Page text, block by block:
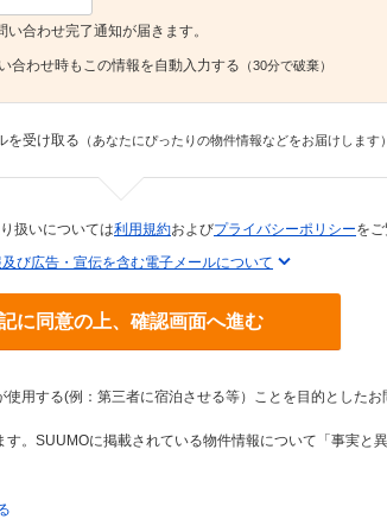
合わせ完了通知が届きます。
合わせ時もこの情報を自動入力する （30分で破棄）
を受け取る （あなたにぴったりの物件情報などをお届けします
扱いについては利用規約およびプライバシーポリシーを
び広告・宣伝を含む電子メールについて
記に同意の上、確認画面へ進む
用する(例：第三者に宿泊させる等）ことを目的とした
。SUUMOに掲載されている物件情報について「事実